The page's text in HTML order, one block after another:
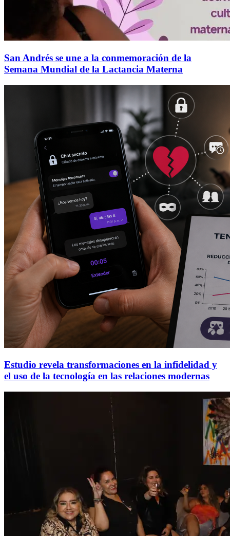
San Andrés se une a la conmemoración de la
Semana Mundial de la Lactancia Materna
Estudio revela transformaciones en la infidelidad y
el uso de la tecnología en las relaciones modernas